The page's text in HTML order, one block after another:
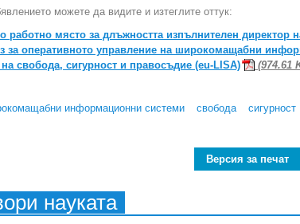
можете да видите и изтеглите оттук:
работно място за длъжността изпълнителен директор
за оперативното управление на широкомащабни
свобода, сигурност и правосъдие (eu-LISA)
(974.61
информационни системи свобода сигурност
Версия за печат
науката